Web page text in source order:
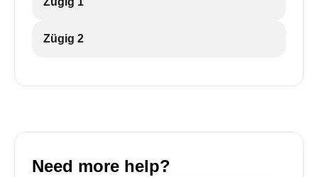
Zügig 2
Need more help?